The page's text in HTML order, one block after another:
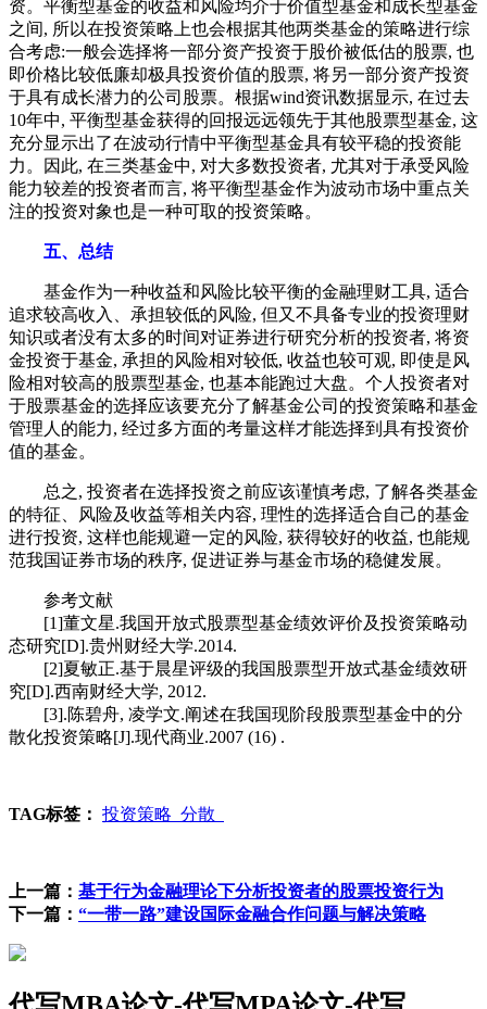
资。平衡型基金的收益和风险均介于价值型基金和成长型基金
之间, 所以在投资策略上也会根据其他两类基金的策略进行综
合考虑:一般会选择将一部分资产投资于股价被低估的股票, 也
即价格比较低廉却极具投资价值的股票, 将另一部分资产投资
于具有成长潜力的公司股票。根据wind资讯数据显示, 在过去
10年中, 平衡型基金获得的回报远远领先于其他股票型基金, 这
充分显示出了在波动行情中平衡型基金具有较平稳的投资能
力。因此, 在三类基金中, 对大多数投资者, 尤其对于承受风险
能力较差的投资者而言, 将平衡型基金作为波动市场中重点关
注的投资对象也是一种可取的投资策略。
五、总结
基金作为一种收益和风险比较平衡的金融理财工具, 适合
追求较高收入、承担较低的风险, 但又不具备专业的投资理财
知识或者没有太多的时间对证券进行研究分析的投资者, 将资
金投资于基金, 承担的风险相对较低, 收益也较可观, 即使是风
险相对较高的股票型基金, 也基本能跑过大盘。个人投资者对
于股票基金的选择应该要充分了解基金公司的投资策略和基金
管理人的能力, 经过多方面的考量这样才能选择到具有投资价
值的基金。
总之, 投资者在选择投资之前应该谨慎考虑, 了解各类基金
的特征、风险及收益等相关内容, 理性的选择适合自己的基金
进行投资, 这样也能规避一定的风险, 获得较好的收益, 也能规
范我国证券市场的秩序, 促进证券与基金市场的稳健发展。
参考文献
[1]董文星.我国开放式股票型基金绩效评价及投资策略动
态研究[D].贵州财经大学.2014.
[2]夏敏正.基于晨星评级的我国股票型开放式基金绩效研
究[D].西南财经大学, 2012.
[3].陈碧舟, 凌学文.阐述在我国现阶段股票型基金中的分
散化投资策略[J].现代商业.2007 (16) .
TAG标签： 投资策略 分散
上一篇： 基于行为金融理论下分析投资者的股票投资行为
下一篇： “一带一路”建设国际金融合作问题与解决策略